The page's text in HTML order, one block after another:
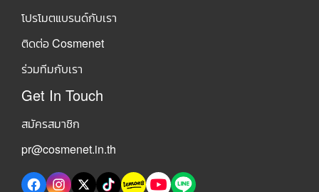
โปรโมตแบรนด์กับเรา
ติดต่อ Cosmenet
ร่วมทีมกับเรา
Get In Touch
สมัครสมาชิก
pr@cosmenet.in.th